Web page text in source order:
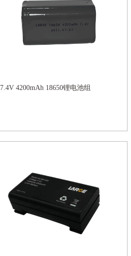
7.4V 4200mAh 18650锂电池组